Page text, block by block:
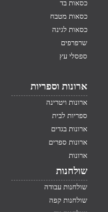
כסאות בד
כסאות מטבח
כסאות לגינה
שרפרפים
ספסלי עץ
ארונות וספריות
ארונות ויטרינה
ספריות לבית
ארונות בגדים
ארונות ספרים
ארונות
שולחנות
שולחנות עבודה
שולחנות קפה